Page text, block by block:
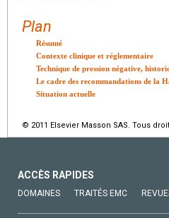
Plan
Résumé
Contexte clinique et réglementaire
Technique de pression négative,
Le cadre des recommandations de la
Situation actuelle
© 2011 Elsevier Masson SAS. Tous
ACCÈS RAPIDES
DOMAINES TRAITÉS EMC